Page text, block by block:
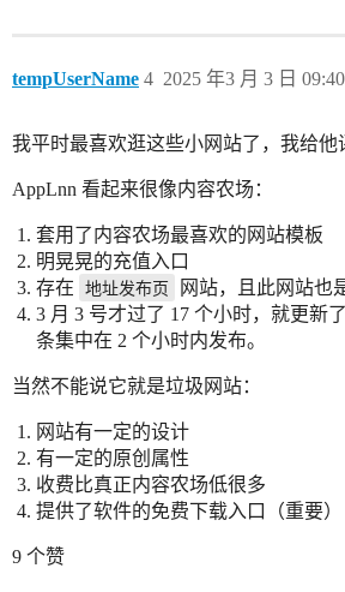
tempUserName 2025 年3 月 3 日 09:40
4
我平时最喜欢逛这些小网站了，我给他
AppLnn 看起来很像内容农场：
套用了内容农场最喜欢的网站模板
明晃晃的充值入口
存在 地址发布页
网站，且此网站也
3 月 3 号才过了 17 个小时，就更新
条集中在 2 个小时内发布。
当然不能说它就是垃圾网站：
网站有一定的设计
有一定的原创属性
收费比真正内容农场低很多
提供了软件的免费下载入口（重要）
9 个赞